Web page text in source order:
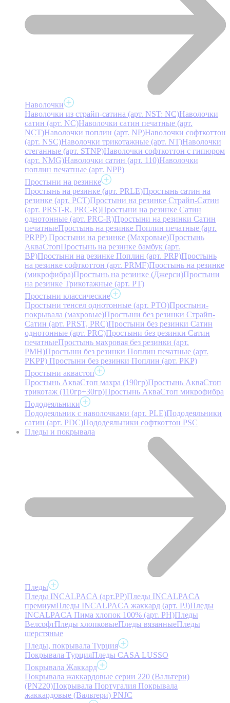
Наволочки
Наволочки из страйп-сатина (арт. NST: NC)Наволочки
сатин (арт. NC)Наволочки сатин печатные (арт.
NCT)Наволочки поплин (арт. NP)Наволочки софткоттон
(арт. NSC)Наволочки трикотажные (арт. NT)Наволочки
стеганные (арт. STNP)Наволочки софткоттон с гипюром
(арт. NMG)Наволочки сатин (арт. 110)Наволочки
поплин печатные (арт. NPP)
Простыни на резинке
Простынь на резинке (арт. PRLE)Простынь сатин на
резинке (арт. PCT)Простыни на резинке Страйп-Сатин
(арт. PRST-R, PRC-R)Простыни на резинке Сатин
однотонные (арт. PRC-R)Простыни на резинки Сатин
печатныеПростынь на резинке Поплин печатные (арт.
PRPP) Простыни на резинке (Махровые)Простынь
АкваСтопПростынь на резинке бамбук (арт.
BP)Простыни на резинке Поплин (арт. PRP)Простынь
на резинке софткоттон (арт. PRMF)Простынь на резинке
(микрофибра)Простынь на резинке (Джерси)Простыни
на резинке Трикотажные (арт. РТ)
Простыни классические
Простыни тенсел однотонные (арт. PTO)Простыни-
покрывала (махровые)Простыни без резинки Страйп-
Сатин (арт. PRST, PRC)Простыни без резинки Сатин
однотонные (арт. PRC)Простыни без резинки Сатин
печатныеПростынь махровая без резинки (арт.
PMH)Простыни без резинки Поплин печатные (арт.
PKPP) Простыни без резинки Поплин (арт. PKP)
Простыни аквастоп
Простынь АкваСтоп махра (190гр)Простынь АкваСтоп
трикотаж (110гр+30гр)Простынь АкваСтоп микрофибра
Пододеяльники
Пододеяльник с наволочками (арт. PLE)Пододеяльники
сатин (арт. PDC)Пододеяльники софткоттон PSC
Пледы и покрывала
Пледы
Пледы INCALPACA (арт.PP)Пледы INCALPACA
премиумПледы INCALPACA жаккард (арт. PJ)Пледы
INCALPACA Пима хлопок 100% (арт. PH)Пледы
ВелсофтПледы хлопковыеПледы вязанныеПледы
шерстяные
Пледы, покрывала Турция
Покрывала ТурцияПледы CASA LUSSO
Покрывала Жаккард
Покрывала жаккардовые серии 220 (Вальтери)
(PN220)Покрывала Португалия Покрывала
жаккардовые (Вальтери) PNJC